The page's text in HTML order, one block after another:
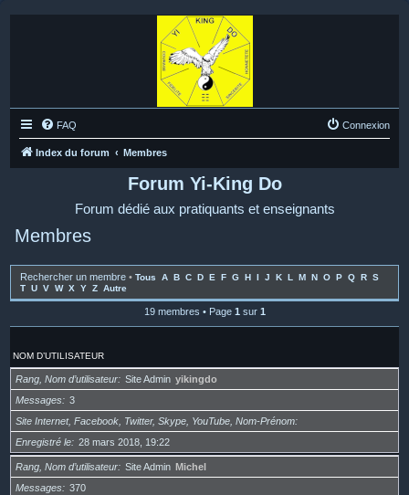
FAQ Connexion
Index du forum Membres
Forum Yi-King Do
Forum dédié aux pratiquants et enseignants
Membres
Rechercher un membre • Tous A B C D E F G H I J K L M N O P Q R S
T U V W X Y Z Autre
19 membres • Page 1 sur 1
NOM D’UTILISATEUR
Rang, Nom d’utilisateur Site Admin yikingdo
Messages
3
Site Internet, Facebook, Twitter, Skype, YouTube, Nom-Prénom
Enregistré le
28 mars 2018, 19:22
Rang, Nom d’utilisateur Site Admin Michel
Messages
370